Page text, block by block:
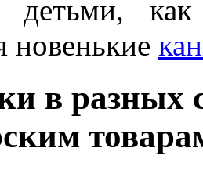
детьми,
новенькие
в разных